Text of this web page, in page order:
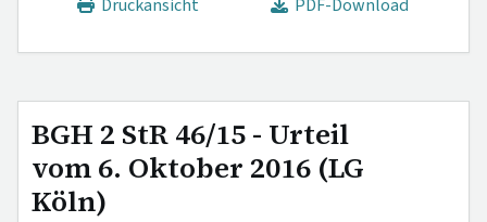
Druckansicht
PDF-Download
BGH 2 StR 46/15 - Urteil
vom 6. Oktober 2016 (LG
Köln)